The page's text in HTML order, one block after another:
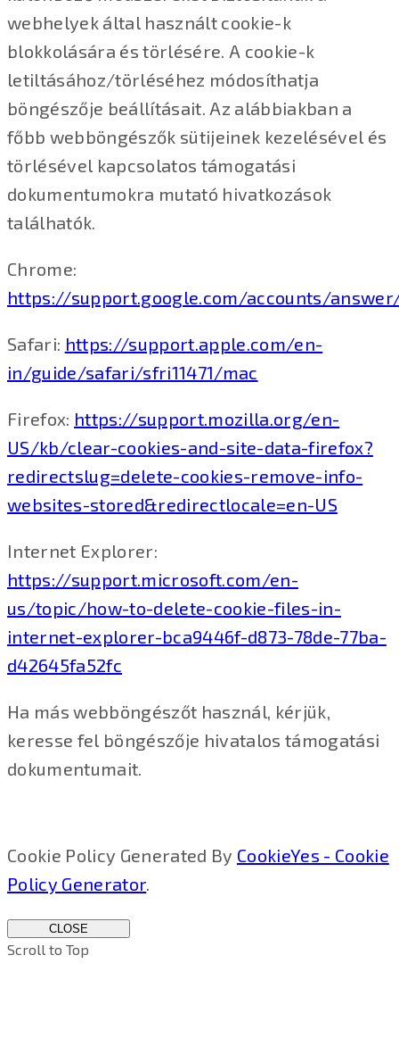
webhelyek által használt cookie-k
blokkolására és törlésére. A cookie-k
letiltásához/törléséhez módosíthatja
böngészője beállításait. Az alábbiakban a
főbb webböngészők sütijeinek kezelésével és
törlésével kapcsolatos támogatási
dokumentumokra mutató hivatkozások
találhatók.
Chrome:
https://support.google.com/accounts/
Safari: https://support.apple.com/en-
in/guide/safari/sfri11471/mac
Firefox: https://support.mozilla.org/en-
US/kb/clear-cookies-and-site-data-firefox?
redirectslug=delete-cookies-remove-info-
websites-stored&redirectlocale=en-US
Internet Explorer:
https://support.microsoft.com/en-
us/topic/how-to-delete-cookie-files-in-
internet-explorer-bca9446f-d873-78de-77ba-
d42645fa52fc
Ha más webböngészőt használ, kérjük,
keresse fel böngészője hivatalos támogatási
dokumentumait.
Cookie Policy Generated By CookieYes - Cookie
Policy Generator.
CLOSE
Scroll to Top